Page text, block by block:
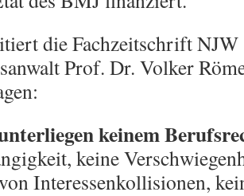
die Fachzeitschrift
Prof. Dr. Volker
keinem
keine
Interessenkollisionen,